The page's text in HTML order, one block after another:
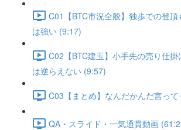
C01【BTC市況全般】独歩での登
は強い (9:17)
C02【BTC建玉】小手先の売り仕
は逆らえない (9:57)
C03【まとめ】なんだかんだ言っ
QA・スライド・一気通貫動画